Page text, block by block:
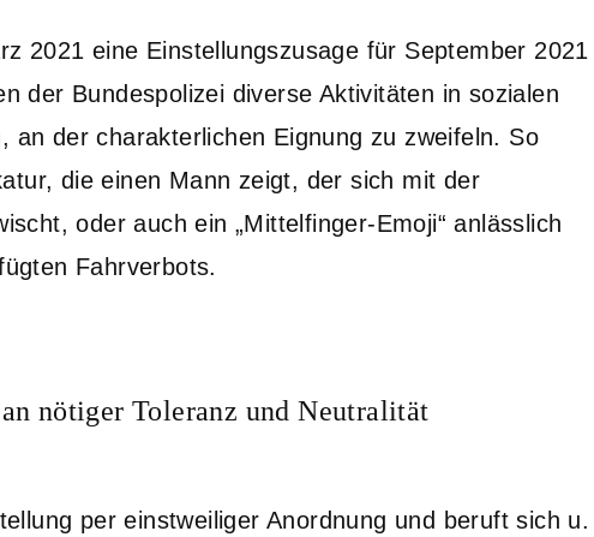
2021 eine Einstellungszusage für September 2021
der Bundespolizei diverse Aktivitäten in sozialen
an der charakterlichen Eignung zu zweifeln. So
die einen Mann zeigt, der sich mit der
oder auch ein „Mittelfinger-Emoji“ anlässlich
Fahrverbots.
nötiger Toleranz und Neutralität
per einstweiliger Anordnung und beruft sich u.